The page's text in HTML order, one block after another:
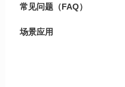
常见问题（FAQ）
场景应用